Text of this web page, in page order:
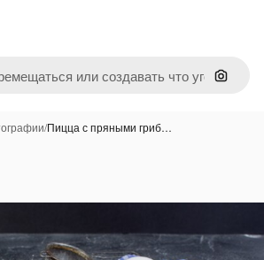
Поиск
/Пицца с пряными гриб…